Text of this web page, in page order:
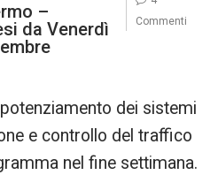
–
da Venerdì
dei sistemi
e controllo del traffico
nel fine settimana.
Commenti